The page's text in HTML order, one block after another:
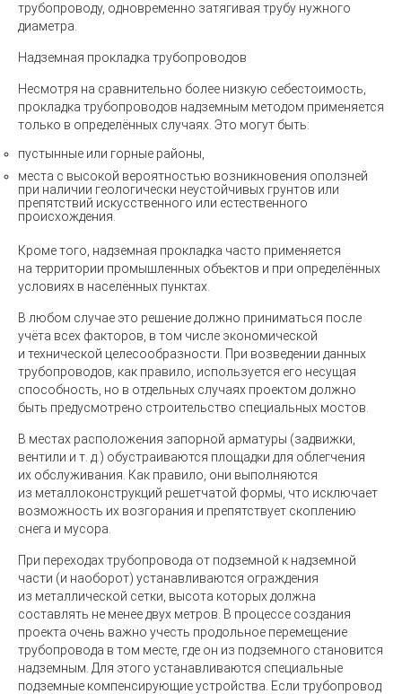
трубопроводу, одновременно затягивая трубу нужного
диаметра.
Надземная прокладка трубопроводов
Несмотря на сравнительно более низкую себестоимость,
прокладка трубопроводов надземным методом применяется
только в определённых случаях. Это могут быть:
пустынные или горные районы,
места с высокой вероятностью возникновения оползней
при наличии геологически неустойчивых грунтов или
препятствий искусственного или естественного
происхождения.
Кроме того, надземная прокладка часто применяется
на территории промышленных объектов и при определённых
условиях в населённых пунктах.
В любом случае это решение должно приниматься после
учёта всех факторов, в том числе экономической
и технической целесообразности. При возведении данных
трубопроводов, как правило, используется его несущая
способность, но в отдельных случаях проектом должно
быть предусмотрено строительство специальных мостов.
В местах расположения запорной арматуры (задвижки,
вентили и т. д. ) обустраиваются площадки для облегчения
их обслуживания. Как правило, они выполняются
из металлоконструкций решетчатой формы, что исключает
возможность их возгорания и препятствует скоплению
снега и мусора.
При переходах трубопровода от подземной к надземной
части (и наоборот) устанавливаются ограждения
из металлической сетки, высота которых должна
составлять не менее двух метров. В процессе создания
проекта очень важно учесть продольное перемещение
трубопровода в том месте, где он из подземного становится
надземным. Для этого устанавливаются специальные
подземные компенсирующие устройства. Если трубопровод